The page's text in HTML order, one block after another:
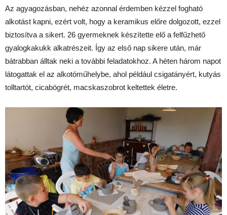
Az agyagozásban, nehéz azonnal érdemben kézzel fogható
alkotást kapni, ezért volt, hogy a keramikus előre dolgozott, ezzel
biztosítva a sikert. 26 gyermeknek készítette elő a felfűzhető
gyalogkakukk alkatrészeit. Így az első nap sikere után, már
bátrabban álltak neki a további feladatokhoz. A héten három napot
látogattak el az alkotóműhelybe, ahol például csigatányért, kutyás
tolltartót, cicabögrét, macskaszobrot keltettek életre.